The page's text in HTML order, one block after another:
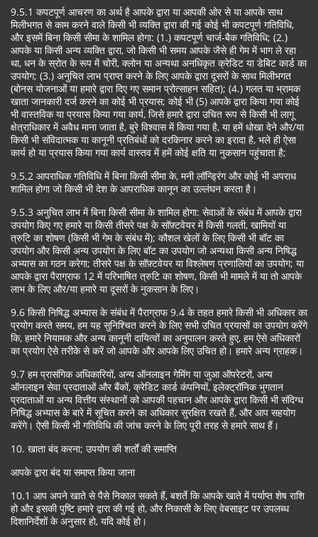
9.5.1 कपटपूर्ण आचरण का अर्थ है आपके द्वारा या आपकी ओर से या आपके साथ
मिलीभगत से काम करने वाले किसी भी व्यक्ति द्वारा की गई कोई भी कपटपूर्ण गतिविधि,
और इसमें बिना किसी सीमा के शामिल होगा: (1.) कपटपूर्ण चार्ज-बैक गतिविधि; (2.)
आपके या किसी अन्य व्यक्ति द्वारा, जो किसी भी समय आपके जैसे ही गेम में भाग ले रहा
था, धन के स्रोत के रूप में चोरी, क्लोन या अन्यथा अनधिकृत क्रेडिट या डेबिट कार्ड का
उपयोग; (3.) अनुचित लाभ प्राप्त करने के लिए आपके द्वारा दूसरों के साथ मिलीभगत
(बोनस योजनाओं या हमारे द्वारा दिए गए समान प्रोत्साहन सहित); (4.) गलत या भ्रामक
खाता जानकारी दर्ज करने का कोई भी प्रयास; कोई भी (5) आपके द्वारा किया गया कोई
भी वास्तविक या प्रयास किया गया कार्य, जिसे हमारे द्वारा उचित रूप से किसी भी लागू
क्षेत्राधिकार में अवैध माना जाता है, बुरे विश्वास में किया गया है, या हमें धोखा देने और/या
किसी भी संविदात्मक या कानूनी प्रतिबंधों को दरकिनार करने का इरादा है, भले ही ऐसा
कार्य हो या प्रयास किया गया कार्य वास्तव में हमें कोई क्षति या नुकसान पहुंचाता है;
9.5.2 आपराधिक गतिविधि में बिना किसी सीमा के, मनी लॉन्ड्रिंग और कोई भी अपराध
शामिल होगा जो किसी भी देश के आपराधिक कानून का उल्लंघन करता है।
9.5.3 अनुचित लाभ में बिना किसी सीमा के शामिल होगा: सेवाओं के संबंध में आपके द्वारा
उपयोग किए गए हमारे या किसी तीसरे पक्ष के सॉफ़्टवेयर में किसी गलती, खामियों या
त्रुटि का शोषण (किसी भी गेम के संबंध में); कौशल खेलों के लिए किसी भी बॉट का
उपयोग और किसी अन्य उपयोग के लिए बॉट का उपयोग जो अन्यथा किसी अन्य निषिद्ध
अभ्यास का गठन करेगा; तीसरे पक्ष के सॉफ़्टवेयर या विश्लेषण प्रणालियों का उपयोग; या
आपके द्वारा पैराग्राफ 12 में परिभाषित त्रुटि का शोषण, किसी भी मामले में या तो आपके
लाभ के लिए और/या हमारे या दूसरों के नुकसान के लिए।
9.6 किसी निषिद्ध अभ्यास के संबंध में पैराग्राफ 9.4 के तहत हमारे किसी भी अधिकार का
प्रयोग करते समय, हम यह सुनिश्चित करने के लिए सभी उचित प्रयासों का उपयोग करेंगे
कि, हमारे नियामक और अन्य कानूनी दायित्वों का अनुपालन करते हुए, हम ऐसे अधिकारों
का प्रयोग ऐसे तरीके से करें जो आपके और आपके लिए उचित हो। हमारे अन्य ग्राहक।
9.7 हम प्रासंगिक अधिकारियों, अन्य ऑनलाइन गेमिंग या जुआ ऑपरेटरों, अन्य
ऑनलाइन सेवा प्रदाताओं और बैंकों, क्रेडिट कार्ड कंपनियों, इलेक्ट्रॉनिक भुगतान
प्रदाताओं या अन्य वित्तीय संस्थानों को आपकी पहचान और आपके द्वारा किसी भी संदिग्ध
निषिद्ध अभ्यास के बारे में सूचित करने का अधिकार सुरक्षित रखते हैं, और आप सहयोग
करेंगे। ऐसी किसी भी गतिविधि की जांच करने के लिए पूरी तरह से हमारे साथ हैं।
10. खाता बंद करना; उपयोग की शर्तों की समाप्ति
आपके द्वारा बंद या समाप्त किया जाना
10.1 आप अपने खाते से पैसे निकाल सकते हैं, बशर्ते कि आपके खाते में पर्याप्त शेष राशि
हो और इसकी पुष्टि हमारे द्वारा की गई हो, और निकासी के लिए वेबसाइट पर उपलब्ध
दिशानिर्देशों के अनुसार हो, यदि कोई हो।